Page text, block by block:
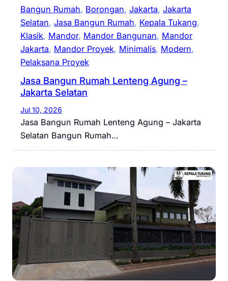
Bangun Rumah, Borongan, Jakarta, Jakarta
Selatan, Jasa Bangun Rumah, Kepala Tukang
Klasik, Mandor, Mandor Bangunan, Mandor
Jakarta, Mandor Proyek, Minimalis, Modern
Pelaksana Proyek
Jasa Bangun Rumah Lenteng Agung –
Jakarta Selatan
Jul 10, 2026
Jasa Bangun Rumah Lenteng Agung – Jakarta
Selatan Bangun Rumah…